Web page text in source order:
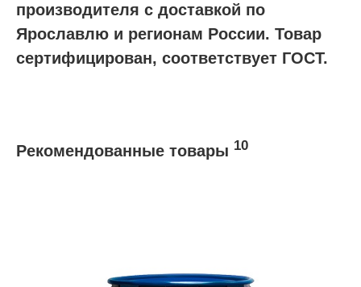
производителя с доставкой по
Ярославлю и регионам России. Товар
сертифицирован, соответствует ГОСТ.
Рекомендованные товары 10